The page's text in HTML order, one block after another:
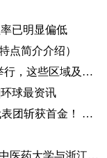
已明显偏低
点简介介绍）
环球通讯！增城新塘镇龙舟节6月29日举行，这些区域及路段将有交通管制
球最资讯
河南省第四届运动会赛场传喜讯 安阳代表团斩获首金！ 环球新要闻
【环球新视野】互帮互学粽香飘！浙江中医药大学与浙江商职院国际学生共度端午